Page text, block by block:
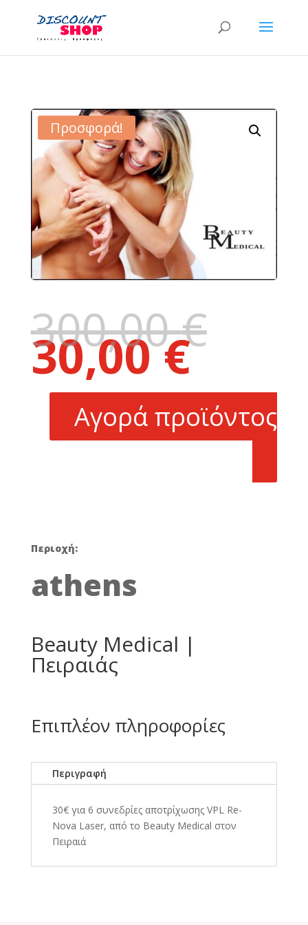
Προσφορά!
300,00€Original
30,00€Η
τιμή
είναι:
30,00 €.
Αγορά προϊόντος
Περιοχή:
athens
Beauty Medical |
Πειραιάς
Επιπλέον πληροφορίες
Περιγραφή
30€ για 6 συνεδρίες αποτρίχωσης VPL Re-
Nova Laser, από το Beauty Medical στον
Πειραιά